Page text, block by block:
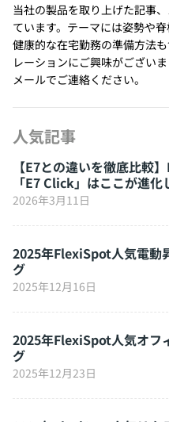
当社の製品を取り上げた記事
ています。テーマには姿勢や
健康的な在宅勤務の準備方法
レーションにご興味がござい
メールでご連絡ください。
人気記事
【E7との違いを徹底比較
「E7 Click」はここが進化
2026年3月11日
2025年FlexiSpot人気電動
グ
2025年12月16日
2025年FlexiSpot人気オフ
グ
2025年12月23日